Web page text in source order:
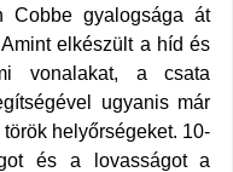
Cobbe gyalogsága át
elkészült a híd és
vonalakat, a csata
ugyanis már
helyőrségeket. 10-
és a lovasságot a